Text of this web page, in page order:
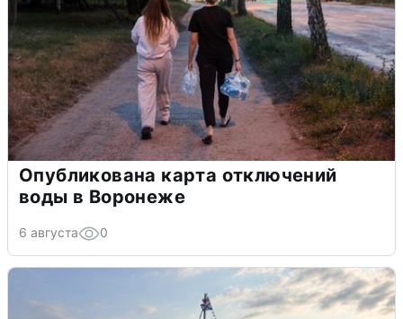
Опубликована карта отключений
воды в Воронеже
6 августа 0